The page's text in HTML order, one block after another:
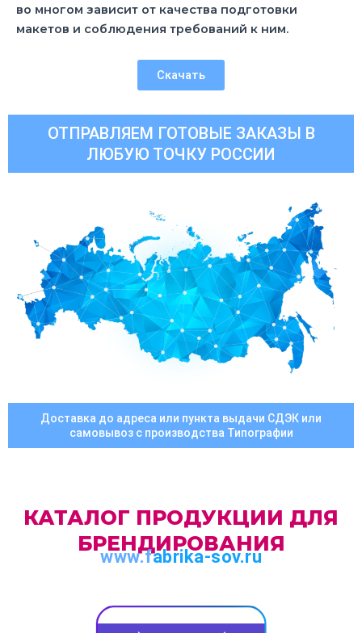
во многом зависит от качества подготовки
макетов и соблюдения требований к ним.
Скачать
ОТПРАВЛЯЕМ ГОТОВЫЕ ЗАКАЗЫ В
ЛЮБУЮ ТОЧКУ РОССИИ
Доставка до адреса или пункта выдачи СДЭК или
самовывоз с производства Типографии
КАТАЛОГ ПРОДУКЦИИ ДЛЯ
БРЕНДИРОВАНИЯ
www.fabrika-sov.ru